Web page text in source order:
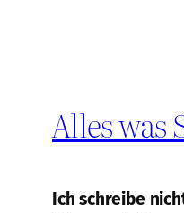
Alles was
Ich schreibe